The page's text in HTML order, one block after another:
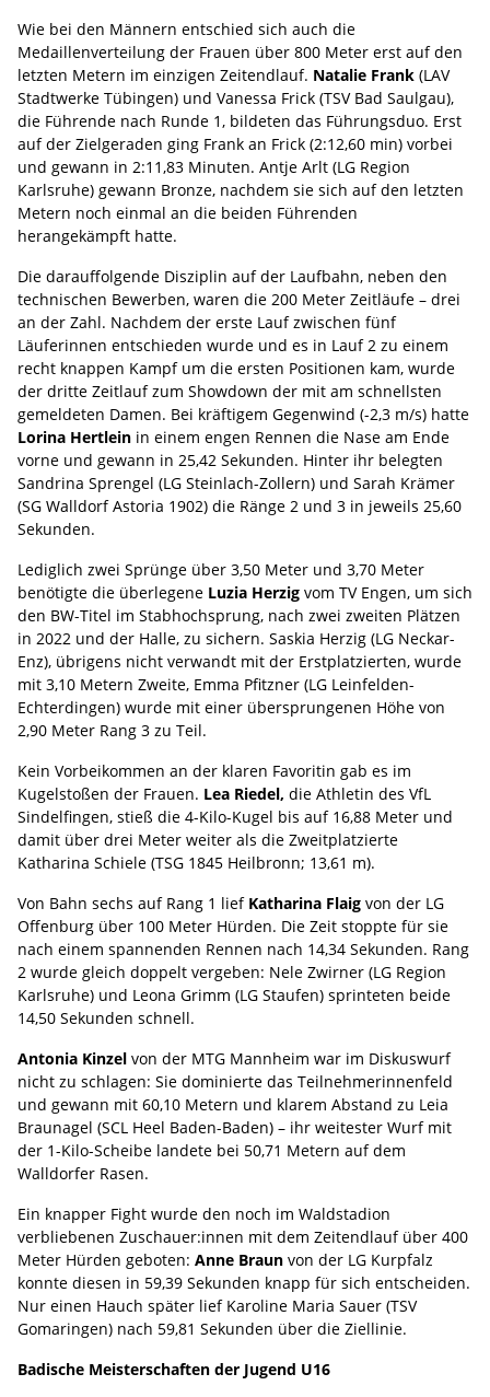
Wie bei den Männern entschied sich auch die
Medaillenverteilung der Frauen über 800 Meter erst auf den
letzten Metern im einzigen Zeitendlauf. Natalie Frank (LAV
Stadtwerke Tübingen) und Vanessa Frick (TSV Bad Saulgau),
die Führende nach Runde 1, bildeten das Führungsduo. Erst
auf der Zielgeraden ging Frank an Frick (2:12,60 min) vorbei
und gewann in 2:11,83 Minuten. Antje Arlt (LG Region
Karlsruhe) gewann Bronze, nachdem sie sich auf den letzten
Metern noch einmal an die beiden Führenden
herangekämpft hatte.
Die darauffolgende Disziplin auf der Laufbahn, neben den
technischen Bewerben, waren die 200 Meter Zeitläufe – drei
an der Zahl. Nachdem der erste Lauf zwischen fünf
Läuferinnen entschieden wurde und es in Lauf 2 zu einem
recht knappen Kampf um die ersten Positionen kam, wurde
der dritte Zeitlauf zum Showdown der mit am schnellsten
gemeldeten Damen. Bei kräftigem Gegenwind (-2,3 m/s) hatte
Lorina Hertlein in einem engen Rennen die Nase am Ende
vorne und gewann in 25,42 Sekunden. Hinter ihr belegten
Sandrina Sprengel (LG Steinlach-Zollern) und Sarah Krämer
(SG Walldorf Astoria 1902) die Ränge 2 und 3 in jeweils 25,60
Sekunden.
Lediglich zwei Sprünge über 3,50 Meter und 3,70 Meter
benötigte die überlegene Luzia Herzig vom TV Engen, um sich
den BW-Titel im Stabhochsprung, nach zwei zweiten Plätzen
in 2022 und der Halle, zu sichern. Saskia Herzig (LG Neckar-
Enz), übrigens nicht verwandt mit der Erstplatzierten, wurde
mit 3,10 Metern Zweite, Emma Pfitzner (LG Leinfelden-
Echterdingen) wurde mit einer übersprungenen Höhe von
2,90 Meter Rang 3 zu Teil.
Kein Vorbeikommen an der klaren Favoritin gab es im
Kugelstoßen der Frauen. Lea Riedel, die Athletin des VfL
Sindelfingen, stieß die 4-Kilo-Kugel bis auf 16,88 Meter und
damit über drei Meter weiter als die Zweitplatzierte
Katharina Schiele (TSG 1845 Heilbronn; 13,61 m).
Von Bahn sechs auf Rang 1 lief Katharina Flaig von der LG
Offenburg über 100 Meter Hürden. Die Zeit stoppte für sie
nach einem spannenden Rennen nach 14,34 Sekunden. Rang
2 wurde gleich doppelt vergeben: Nele Zwirner (LG Region
Karlsruhe) und Leona Grimm (LG Staufen) sprinteten beide
14,50 Sekunden schnell.
Antonia Kinzel von der MTG Mannheim war im Diskuswurf
nicht zu schlagen: Sie dominierte das Teilnehmerinnenfeld
und gewann mit 60,10 Metern und klarem Abstand zu Leia
Braunagel (SCL Heel Baden-Baden) – ihr weitester Wurf mit
der 1-Kilo-Scheibe landete bei 50,71 Metern auf dem
Walldorfer Rasen.
Ein knapper Fight wurde den noch im Waldstadion
verbliebenen Zuschauer:innen mit dem Zeitendlauf über 400
Meter Hürden geboten: Anne Braun von der LG Kurpfalz
konnte diesen in 59,39 Sekunden knapp für sich entscheiden.
Nur einen Hauch später lief Karoline Maria Sauer (TSV
Gomaringen) nach 59,81 Sekunden über die Ziellinie.
Badische Meisterschaften der Jugend U16